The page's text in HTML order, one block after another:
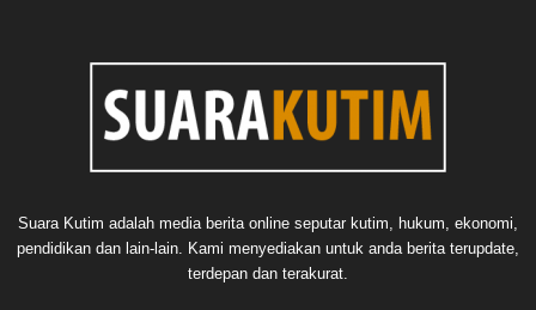
Suara Kutim adalah media berita online seputar kutim, hukum, ekonomi,
pendidikan dan lain-lain. Kami menyediakan untuk anda berita terupdate,
terdepan dan terakurat.